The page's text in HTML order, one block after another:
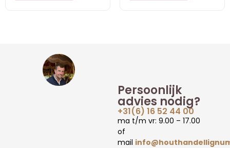
Persoonlijk
advies nodig?
+31(6) 16 52 44 00
ma t/m vr: 9.00 – 17.00
of
mail